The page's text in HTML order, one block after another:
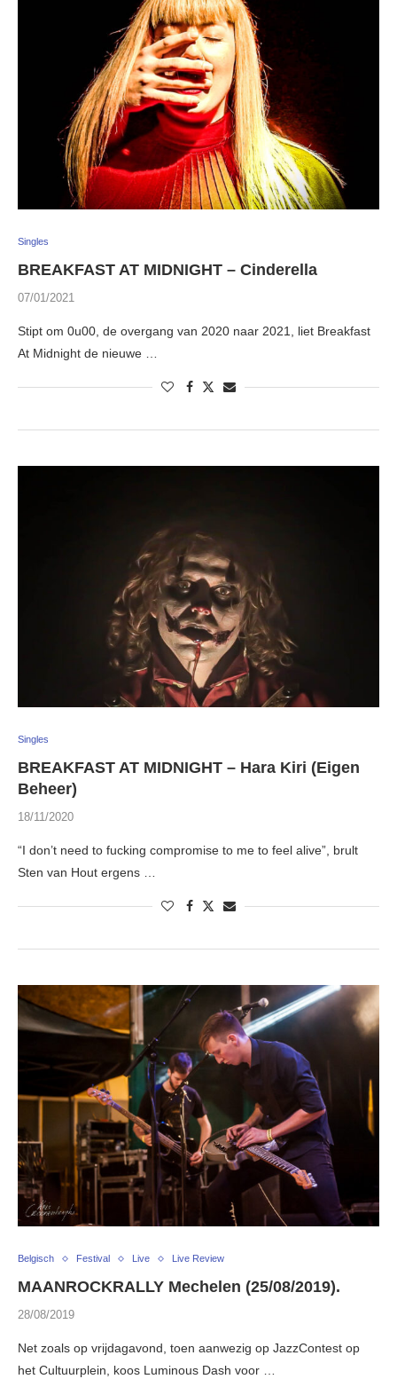
Singles
BREAKFAST AT MIDNIGHT – Cinderella
07/01/2021
Stipt om 0u00, de overgang van 2020 naar 2021, liet Breakfast
At Midnight de nieuwe …
Singles
BREAKFAST AT MIDNIGHT – Hara Kiri (Eigen
Beheer)
18/11/2020
“I don’t need to fucking compromise to me to feel alive”, brult
Sten van Hout ergens …
Belgisch Festival Live Live Review
MAANROCKRALLY Mechelen (25/08/2019).
28/08/2019
Net zoals op vrijdagavond, toen aanwezig op JazzContest op
het Cultuurplein, koos Luminous Dash voor …